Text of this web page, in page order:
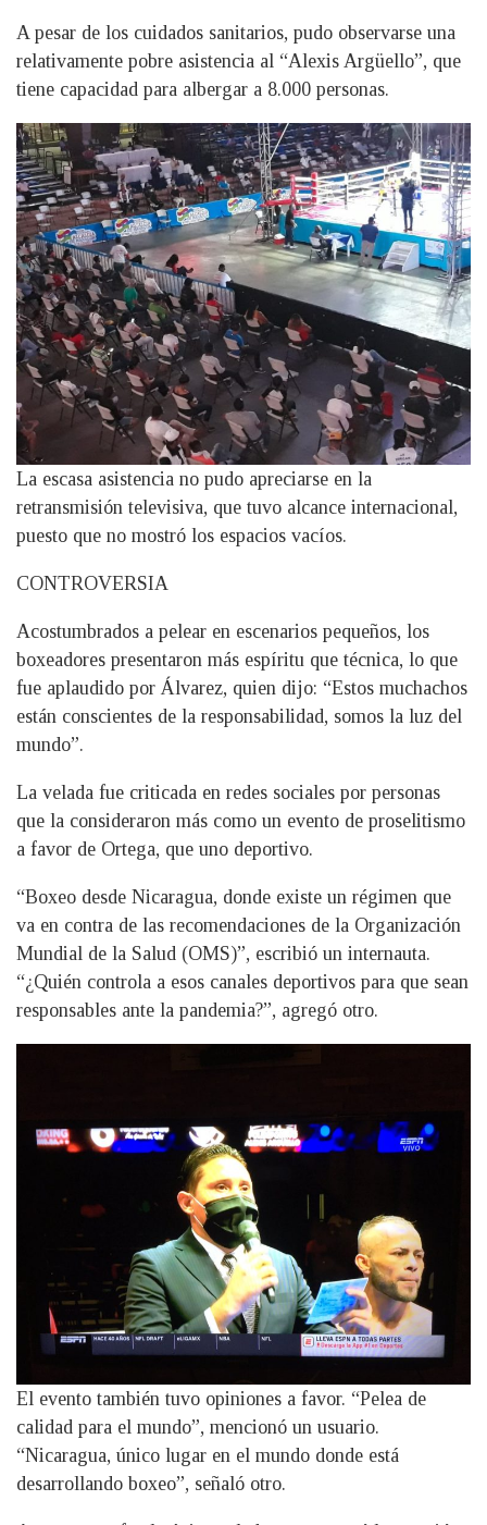
A pesar de los cuidados sanitarios, pudo observarse una
relativamente pobre asistencia al “Alexis Argüello”, que
tiene capacidad para albergar a 8.000 personas.
La escasa asistencia no pudo apreciarse en la
retransmisión televisiva, que tuvo alcance internacional,
puesto que no mostró los espacios vacíos.
CONTROVERSIA
Acostumbrados a pelear en escenarios pequeños, los
boxeadores presentaron más espíritu que técnica, lo que
fue aplaudido por Álvarez, quien dijo: “Estos muchachos
están conscientes de la responsabilidad, somos la luz del
mundo”.
La velada fue criticada en redes sociales por personas
que la consideraron más como un evento de proselitismo
a favor de Ortega, que uno deportivo.
“Boxeo desde Nicaragua, donde existe un régimen que
va en contra de las recomendaciones de la Organización
Mundial de la Salud (OMS)”, escribió un internauta.
“¿Quién controla a esos canales deportivos para que sean
responsables ante la pandemia?”, agregó otro.
El evento también tuvo opiniones a favor. “Pelea de
calidad para el mundo”, mencionó un usuario.
“Nicaragua, único lugar en el mundo donde está
desarrollando boxeo”, señaló otro.